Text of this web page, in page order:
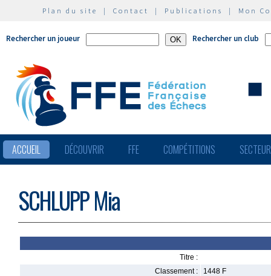
Plan du site | Contact | Publications | Mon
Rechercher un joueur Rechercher un club
ACCUEIL DÉCOUVRIR FFE COMPÉTITIONS
SCHLUPP Mia
Titre :
Classement :
1448 F